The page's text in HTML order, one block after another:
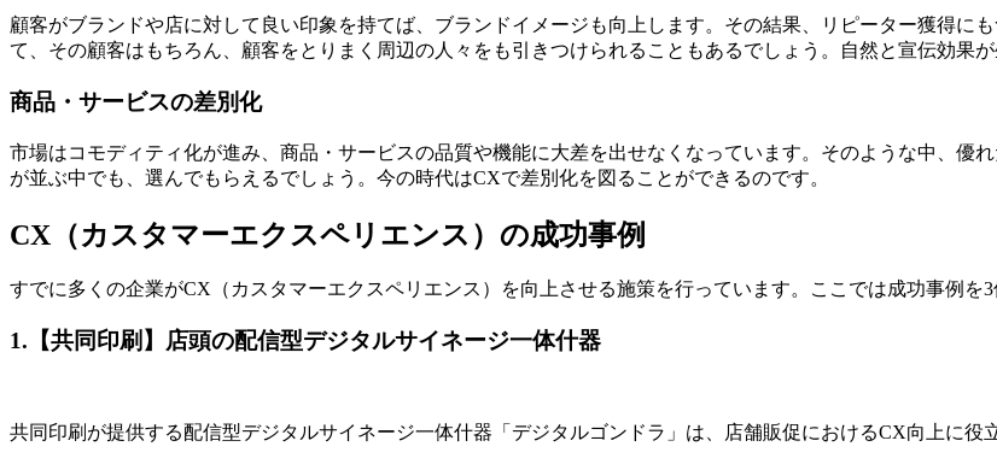
顧客がブランドや店に対して良い印象を持てば、ブランドイメージも向上します。その結果、リピーター獲得に
て、その顧客はもちろん、顧客をとりまく周辺の人々をも引きつけられることもあるでしょう。自然と宣伝効果が
商品・サービスの差別化
市場はコモディティ化が進み、商品・サービスの品質や機能に大差を出せなくなっています。そのような中、優
が並ぶ中でも、選んでもらえるでしょう。今の時代はCXで差別化を図ることができるのです。
CX（カスタマーエクスペリエンス）の成功事例
すでに多くの企業がCX（カスタマーエクスペリエンス）を向上させる施策を行っています。ここでは成功事例を3
1.【共同印刷】店頭の配信型デジタルサイネージ一体什器
共同印刷が提供する配信型デジタルサイネージ一体什器「デジタルゴンドラ」は、店舗販促におけるCX向上に役